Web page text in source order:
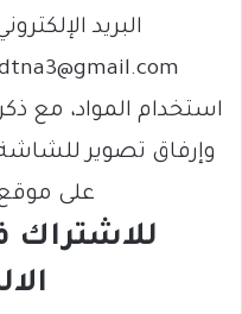
البريد
استخدام المواد، مع
وإرفاق تصوير
على موقع
للاشتراك